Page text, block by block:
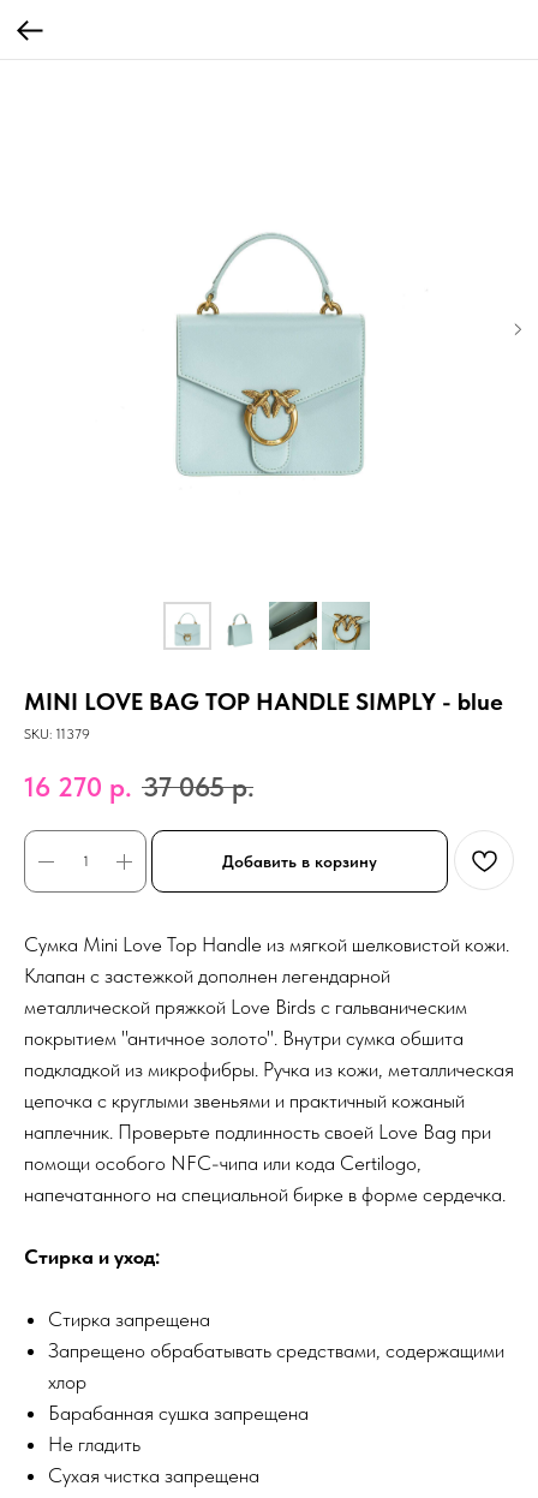
MINI LOVE BAG TOP HANDLE SIMPLY - blue
SKU: 11379
16 270 р. 37 065 р.
Добавить в корзину
Сумка Mini Love Top Handle из мягкой шелковистой кожи.
Клапан с застежкой дополнен легендарной
металлической пряжкой Love Birds с гальваническим
покрытием "античное золото". Внутри сумка обшита
подкладкой из микрофибры. Ручка из кожи, металлическая
цепочка с круглыми звеньями и практичный кожаный
наплечник. Проверьте подлинность своей Love Bag при
помощи особого NFC-чипа или кода Certilogo,
напечатанного на специальной бирке в форме сердечка.
Стирка и уход:
Стирка запрещена
Запрещено обрабатывать средствами, содержащими
хлор
Барабанная сушка запрещена
Не гладить
Сухая чистка запрещена